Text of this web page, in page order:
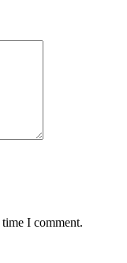
I comment.